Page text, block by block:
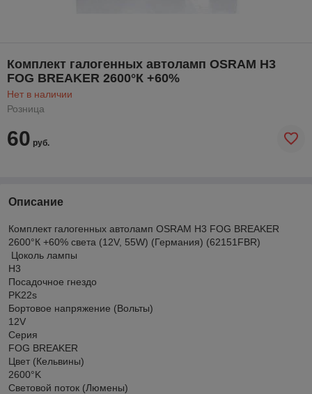
Комплект галогенных автоламп OSRAM H3
FOG BREAKER 2600°К +60%
Нет в наличии
Розница
60 руб.
Описание
Комплект галогенных автоламп OSRAM H3 FOG BREAKER
2600°К +60% света (12V, 55W) (Германия) (62151FBR)
Цоколь лампы
H3
Посадочное гнездо
PK22s
Бортовое напряжение (Вольты)
12V
Серия
FOG BREAKER
Цвет (Кельвины)
2600°K
Световой поток (Люмены)